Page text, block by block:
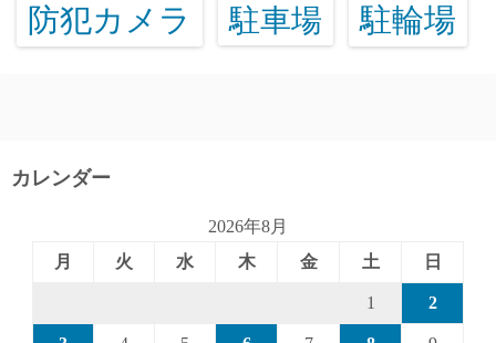
防犯カメラ 駐車場 駐輪場
カレンダー
2026年8月
月
火 水 木 金 土 日
1 2